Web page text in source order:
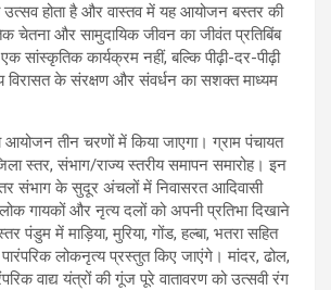
उत्सव होता है और वास्तव में यह आयोजन बस्तर की
चेतना और सामुदायिक जीवन का जीवंत प्रतिबिंब
सांस्कृतिक कार्यक्रम नहीं, बल्कि पीढ़ी-दर-पीढ़ी
विरासत के संरक्षण और संवर्धन का सशक्त माध्यम
आयोजन तीन चरणों में किया जाएगा। ग्राम पंचायत
स्तर, संभाग/राज्य स्तरीय समापन समारोह। इन
संभाग के सुदूर अंचलों में निवासरत आदिवासी
लोक गायकों और नृत्य दलों को अपनी प्रतिभा दिखाने
पंडुम में माड़िया, मुरिया, गोंड, हल्बा, भतरा सहित
लोकनृत्य प्रस्तुत किए जाएंगे। मांदर, ढोल,
वाद्य यंत्रों की गूंज पूरे वातावरण को उत्सवी रंग